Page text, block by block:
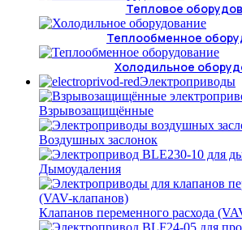
Тепловое
Теплообменное
Холодильное
Электроприводы
Взрывозащищённые
Воздушных заслонок
Дымоудаления
Клапанов переменного расхода